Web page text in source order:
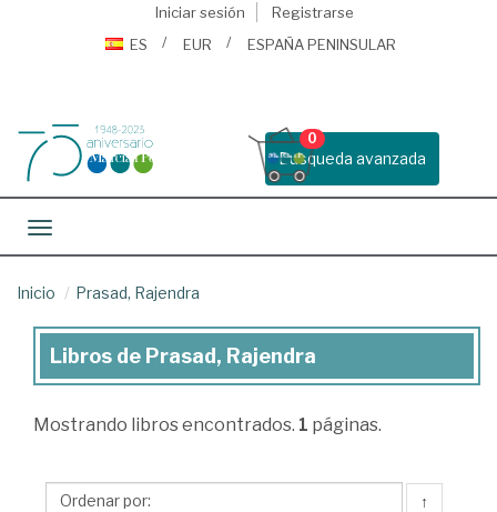
Iniciar sesión
Registrarse
ES
EUR ESPAÑA PENINSULAR
Busqueda avanzada
0
Toggle navigation
Inicio Prasad, Rajendra
Libros
Prasad,
Libros de Prasad, Rajendra
Mostrando libros encontrados. 1 páginas.
↑